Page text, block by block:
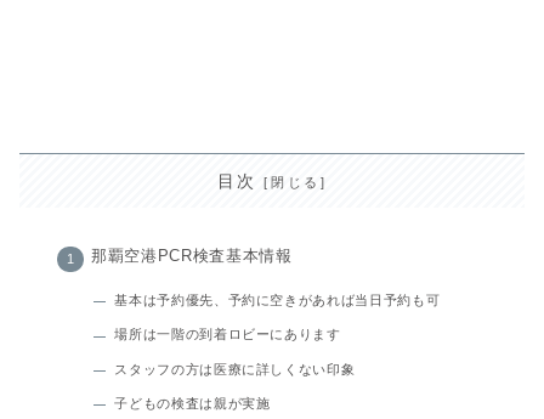
目次
那覇空港PCR検査基本情報
基本は予約優先、予約に空きがあれば当日予約も可
場所は一階の到着ロビーにあります
スタッフの方は医療に詳しくない印象
子どもの検査は親が実施